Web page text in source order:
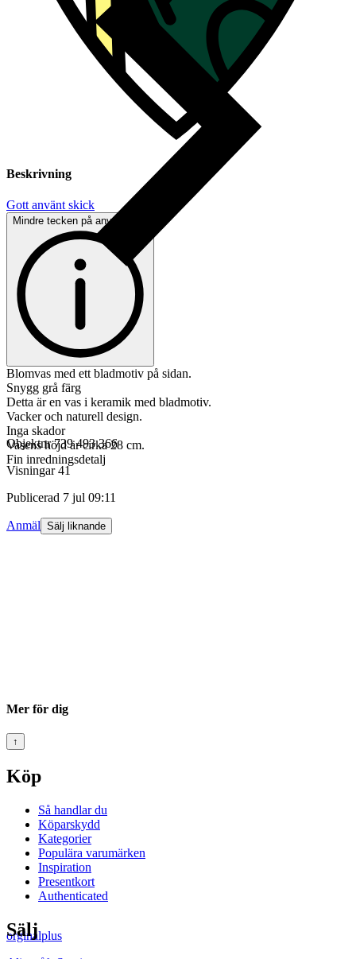
Beskrivning
Gott använt skick
Mindre tecken på användning
Blomvas med ett bladmotiv på sidan.
Snygg grå färg
Detta är en vas i keramik med bladmotiv.
Vacker och naturell design.
Inga skador
Vasens höjd är cirka 28 cm.
Fin inredningsdetalj
Objektnr 739 493 366
Visningar 41
Publicerad 7 jul 09:11
Anmäl Sälj liknande
orginalplus
Mer för dig
↑
Köp
Så handlar du
Köparskydd
Kategorier
Populära varumärken
Inspiration
Presentkort
Authenticated
Sälj